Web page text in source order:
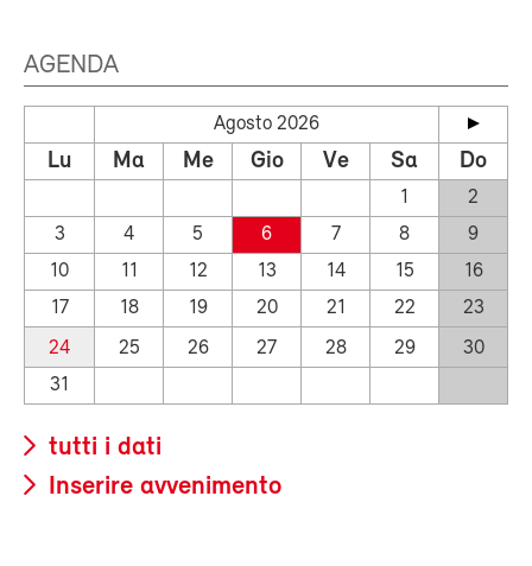
AGENDA
Agosto 2026
Lu Ma Me Gio Ve Sa Do
1
2
3
4 5 6 7 8
9
10
11 12 13 14 15
16
17
18 19 20 21 22
23
24
25 26 27 28 29
30
31
tutti i dati
Inserire avvenimento